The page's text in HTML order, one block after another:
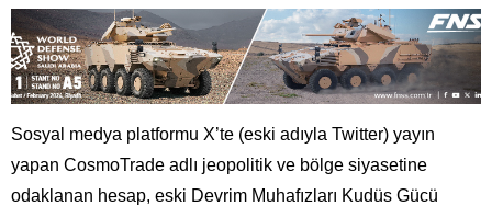
Sosyal medya platformu X’te (eski adıyla Twitter) yayın
yapan CosmoTrade adlı jeopolitik ve bölge siyasetine
odaklanan hesap, eski Devrim Muhafızları Kudüs Gücü